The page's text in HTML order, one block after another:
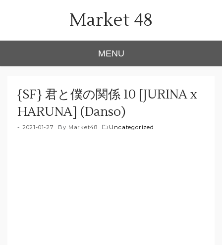
Market 48
MENU
{SF} 君と僕の関係 10 [JURINA x
HARUNA] (Danso)
2021-01-27 By Market48 Uncategorized